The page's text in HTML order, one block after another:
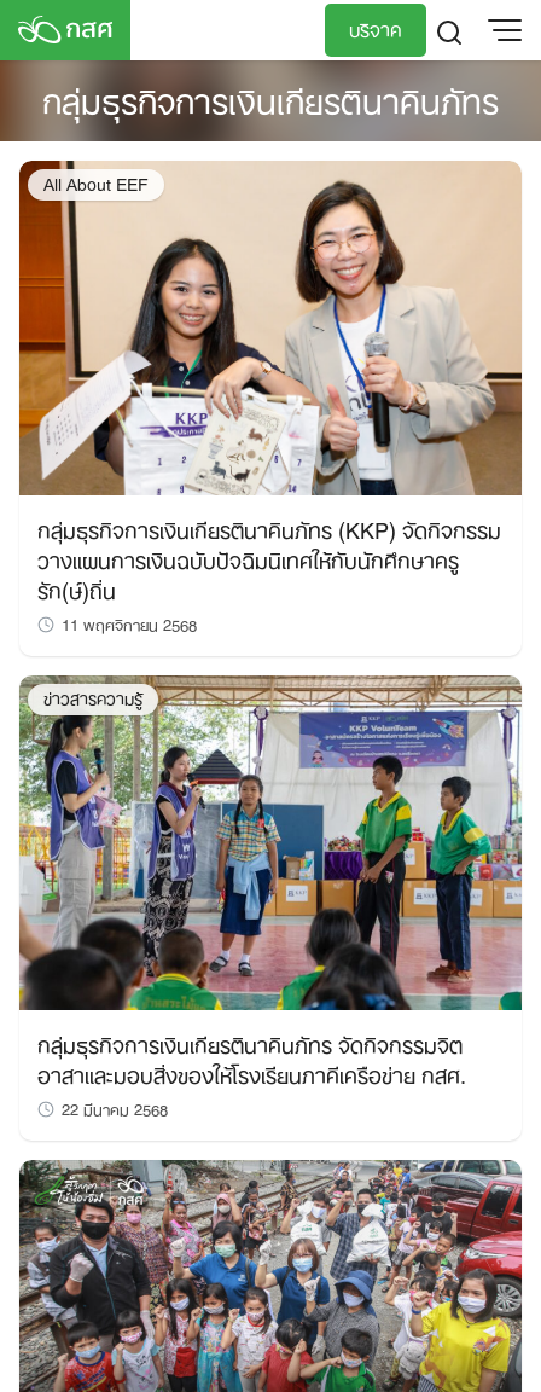
Skip
บริจาค
TH
EN
กลุ่มธุรกิจการเงินเกียรตินาคินภัทร
All About EEF
กลุ่มธุรกิจการเงินเกียรตินาคินภัทร (KKP) จัดกิจกรรม
วางแผนการเงินฉบับปัจฉิมนิเทศให้กับนักศึกษาครู
รัก(ษ์)ถิ่น
11 พฤศจิกายน 2568
ข่าวสารความรู้
กลุ่มธุรกิจการเงินเกียรตินาคินภัทร จัดกิจกรรมจิต
อาสาและมอบสิ่งของให้โรงเรียนภาคีเครือข่าย กสศ.
22 มีนาคม 2568